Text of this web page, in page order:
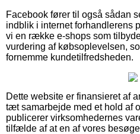
Facebook fører til også sådan
indblik i internet forhandlerens
vi en række e-shops som
vurdering af købsoplevelsen,
fornemme kundetilfredsheden.
Dette website er finansieret af
tæt samarbejde med et hold af
publicerer virksomhedernes
tilfælde af at en af vores